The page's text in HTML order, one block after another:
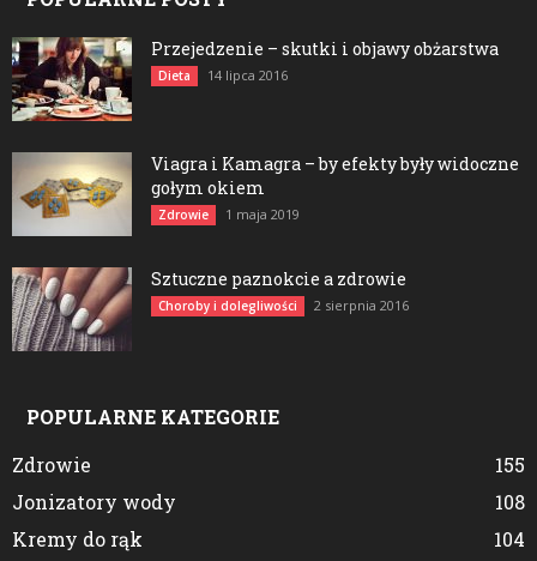
Przejedzenie – skutki i objawy obżarstwa
Dieta 14 lipca 2016
Viagra i Kamagra – by efekty były widoczne
gołym okiem
Zdrowie 1 maja 2019
Sztuczne paznokcie a zdrowie
Choroby i dolegliwości 2 sierpnia 2016
POPULARNE KATEGORIE
Zdrowie
155
Jonizatory wody
108
Kremy do rąk
104